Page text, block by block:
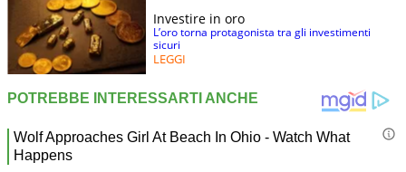
Investire in oro
L’oro torna protagonista tra gli investimenti
sicuri
LEGGI